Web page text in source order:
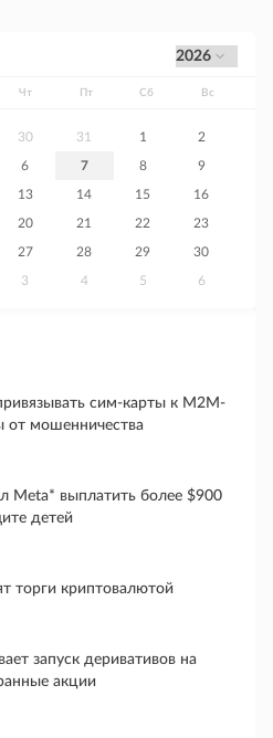
Чт Пт Сб Вс
30 31 1 2
6 7 8 9
13 14 15 16
20 21 22 23
27 28 29 30
3 4 5 6
сим-карты к M2M-
от мошенничества
Meta* выплатить более $900
детей
торги криптовалютой
запуск деривативов на
акции